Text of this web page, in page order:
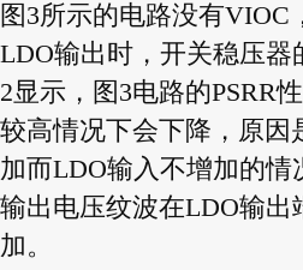
图3所示的电路没有VIOC
LDO输出时，开关稳压器
2显示，图3电路的PSRR
较高情况下会下降，原因
加而LDO输入不增加的情
输出电压纹波在LDO输出
加。